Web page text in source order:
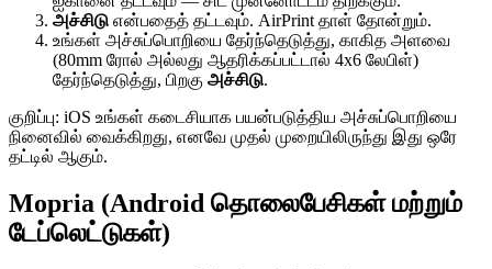
அச்சிடு என்பதைத் தட்டவும். AirPrint தாள் தோன்றும்.
உங்கள் அச்சுப்பொறியை தேர்ந்தெடுத்து, காகித அளவை
(80mm ரோல் அல்லது ஆதரிக்கப்பட்டால் 4x6 லேபிள்)
தேர்ந்தெடுத்து, பிறகு அச்சிடு.
குறிப்பு: iOS உங்கள் கடைசியாக பயன்படுத்திய அச்சுப்பொறியை
நினைவில் வைக்கிறது, எனவே முதல் முறையிலிருந்து இது ஒரே
தட்டில் ஆகும்.
Mopria (Android தொலைபேசிகள் மற்றும்
டேப்லெட்டுகள்)